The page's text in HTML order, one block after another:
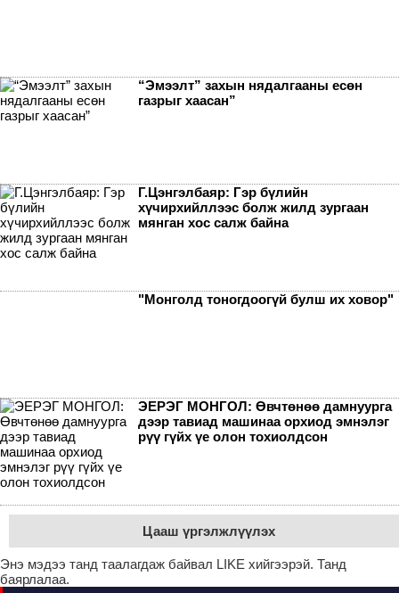
“Эмээлт” захын нядалгааны есөн
газрыг хаасан”
Г.Цэнгэлбаяр: Гэр бүлийн
хүчирхийллээс болж жилд зургаан
мянган хос салж байна
"Монголд тоногдоогүй булш их ховор"
ЭЕРЭГ МОНГОЛ: Өвчтөнөө дамнуурга
дээр тавиад машинаа орхиод эмнэлэг
рүү гүйх үе олон тохиолдсон
Цааш үргэлжлүүлэх
Энэ мэдээ танд таалагдаж байвал LIKE хийгээрэй. Танд
баярлалаа.